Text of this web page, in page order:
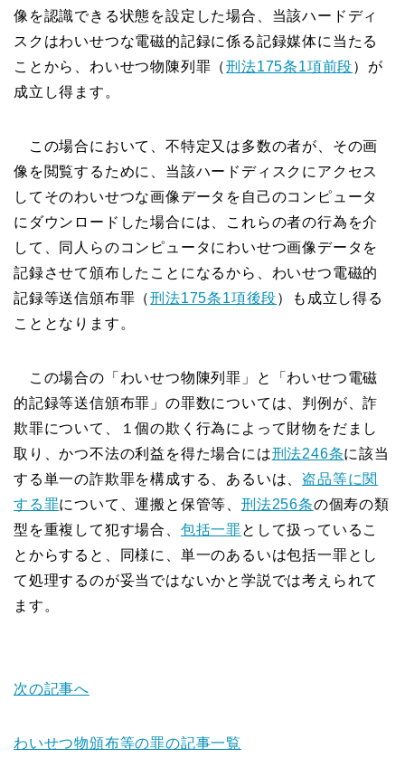
像を認識できる状態を設定した場合、当該ハードディ
スクはわいせつな電磁的記録に係る記録媒体に当たる
ことから、わいせつ物陳列罪（刑法175条1項前段）が
成立し得ます。
この場合において、不特定又は多数の者が、その画
像を閲覧するために、当該ハードディスクにアクセス
してそのわいせつな画像データを自己のコンピュータ
にダウンロードした場合には、これらの者の行為を介
して、同人らのコンピュータにわいせつ画像データを
記録させて頒布したことになるから、わいせつ電磁的
記録等送信頒布罪（刑法175条1項後段）も成立し得る
こととなります。
この場合の「わいせつ物陳列罪」と「わいせつ電磁
的記録等送信頒布罪」の罪数については、判例が、詐
欺罪について、１個の欺く行為によって財物をだまし
取り、かつ不法の利益を得た場合には刑法246条に該当
する単一の詐欺罪を構成する、あるいは、 盗品等に関
する罪について、運搬と保管等、刑法256条の個寿の類
型を重複して犯す場合、 包括一罪として扱っているこ
とからすると、同様に、単一のあるいは包括一罪とし
て処理するのが妥当ではないかと学説では考えられて
ます。
次の記事へ
わいせつ物頒布等の罪の記事一覧